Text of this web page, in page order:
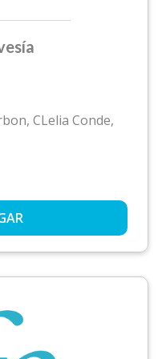
CLelia Conde,